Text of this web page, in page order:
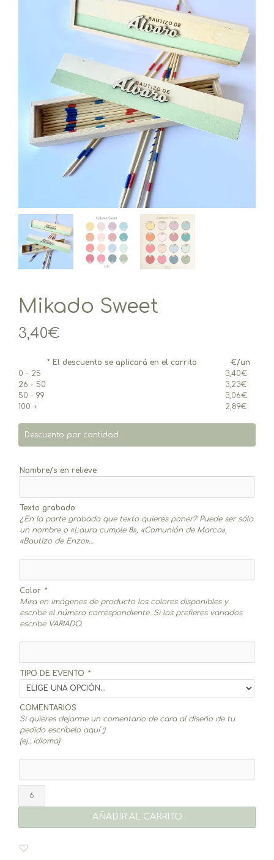
Mikado Sweet
3,40€
* El descuento se aplicará en el carrito
€/un
0 - 25
3,40€
26 - 50
3,23€
50 - 99
3,06€
100 +
2,89€
Descuento por cantidad
Nombre/s en relieve
Texto grabado
¿En la parte grabada que texto quieres poner? Puede ser sólo
un nombre o «Laura cumple 8», «Comunión de Marco»,
«Bautizo de Enzo»…
Color *
Mira en imágenes de producto los colores disponibles y
escribe el número correspondiente. Si los prefieres variados
escribe VARIADO.
TIPO DE EVENTO *
COMENTARIOS
Si quieres dejarme un comentario de cara al diseño de tu
pedido escríbelo aquí ;)
(ej.: idioma)
Mikado
AÑADIR AL CARRITO